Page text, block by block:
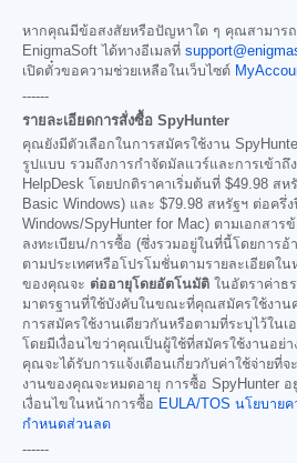
หากคุณมีข้อสงสัยหรือปัญหาใด ๆ คุณสามาร
EnigmaSoft ได้ทางอีเมลที่
เปิดตั๋วขอความช่วยเหลือในเว็บไซต์
------
รายละเอียดการสั่งซื้อ SpyHunter
คุณยังมีตัวเลือกในการสมัครใช้งาน
รูปแบบ รวมถึงการกำจัดมัลแวร์และการเข้าถึ
HelpDesk โดยปกติราคาเริ่มต้นที่ $49.98 สห
Basic Windows) และ $79.98 สหรัฐฯ ต่อครึ่
Windows/SpyHunter for Mac) ตามเอกสา
ลงทะเบียน/การซื้อ (ซึ่งรวมอยู่ในที่นี้โดยการอ้
ตามประเทศหรือโปรโมชั่นตามรายละเอียดใ
ของคุณจะ ต่ออายุโดยอัตโนมัติ ในอัตราค่าธ
มาตรฐานที่ใช้บังคับในขณะที่คุณสมัครใช้งานค
การสมัครใช้งานเดียวกันหรือตามที่ระบุไว้ใน
โดยมีเงื่อนไขว่าคุณเป็นผู้ใช้ที่สมัครใช้งานอย่
คุณจะได้รับการแจ้งเตือนเกี่ยวกับค่าใช้จ่ายที่
งานของคุณจะหมดอายุ การซื้อ SpyHunter
เงื่อนไขในหน้าการซื้อ EULA/TOS นโยบายค
กำหนดส่วนลด
------